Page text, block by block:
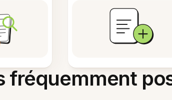
fréquemment